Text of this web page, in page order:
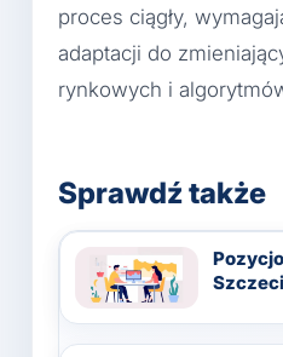
proces ciągły,
adaptacji do
rynkowych i
Sprawdź także